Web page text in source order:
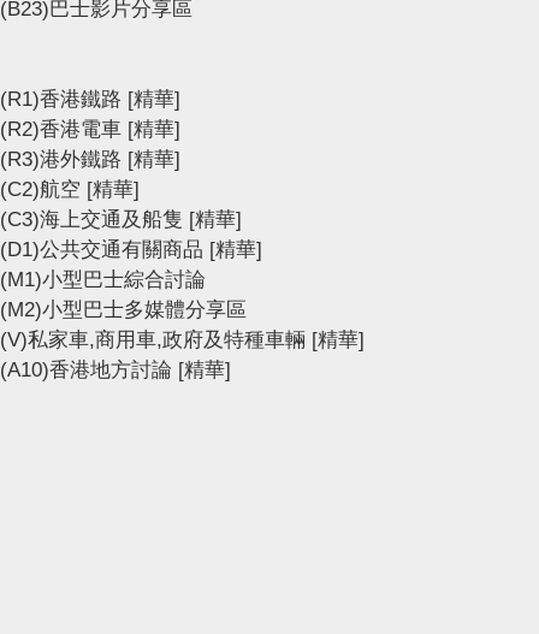
(B23)巴士影片分享區
(R1)香港鐵路 [精華]
(R2)香港電車 [精華]
(R3)港外鐵路 [精華]
(C2)航空 [精華]
(C3)海上交通及船隻 [精華]
(D1)公共交通有關商品 [精華]
(M1)小型巴士綜合討論
(M2)小型巴士多媒體分享區
(V)私家車,商用車,政府及特種車輛 [精華]
(A10)香港地方討論 [精華]